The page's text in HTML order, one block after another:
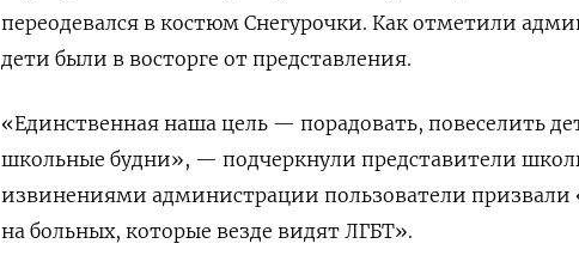
переодевался в костюм Снегурочки. Как отметили
дети были в восторге от представления.
«Единственная наша цель — порадовать, повеселить
школьные будни», — подчеркнули представители
извинениями администрации пользователи
на больных, которые везде видят ЛГБТ».